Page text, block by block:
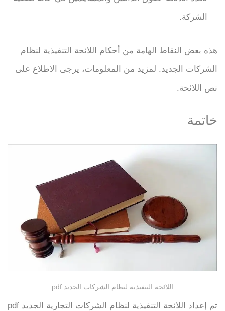
الشركة.
هذه بعض النقاط الهامة من أحكام اللائحة التنفيذية لنظام
الشركات الجديد. لمزيد من المعلومات، يرجى الاطلاع على
نص اللائحة.
خاتمة
اللائحة التنفيذية لنظام الشركات الجديد pdf
تم إعداد اللائحة التنفيذية لنظام الشركات التجارية الجديد pdf